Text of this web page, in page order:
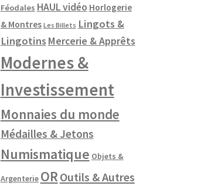
Féodales HAUL vidéo Horlogerie
& Montres Les Billets Lingots &
Lingotins Mercerie & Apprêts
Modernes &
Investissement
Monnaies du monde
Médailles & Jetons
Numismatique Objets &
Argenterie OR Outils & Autres